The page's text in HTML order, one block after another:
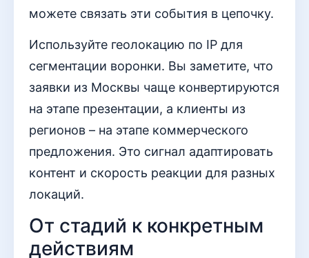
можете связать эти события в цепочку.
Используйте геолокацию по IP для
сегментации воронки. Вы заметите, что
заявки из Москвы чаще конвертируются
на этапе презентации, а клиенты из
регионов – на этапе коммерческого
предложения. Это сигнал адаптировать
контент и скорость реакции для разных
локаций.
От стадий к конкретным
действиям